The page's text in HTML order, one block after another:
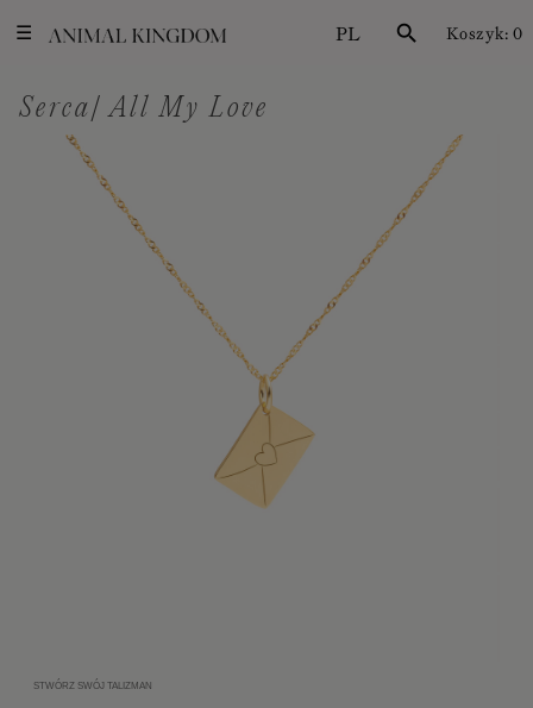
☰ PL search Koszyk: 0
Serca| All My Love
STWÓRZ SWÓJ TALIZMAN